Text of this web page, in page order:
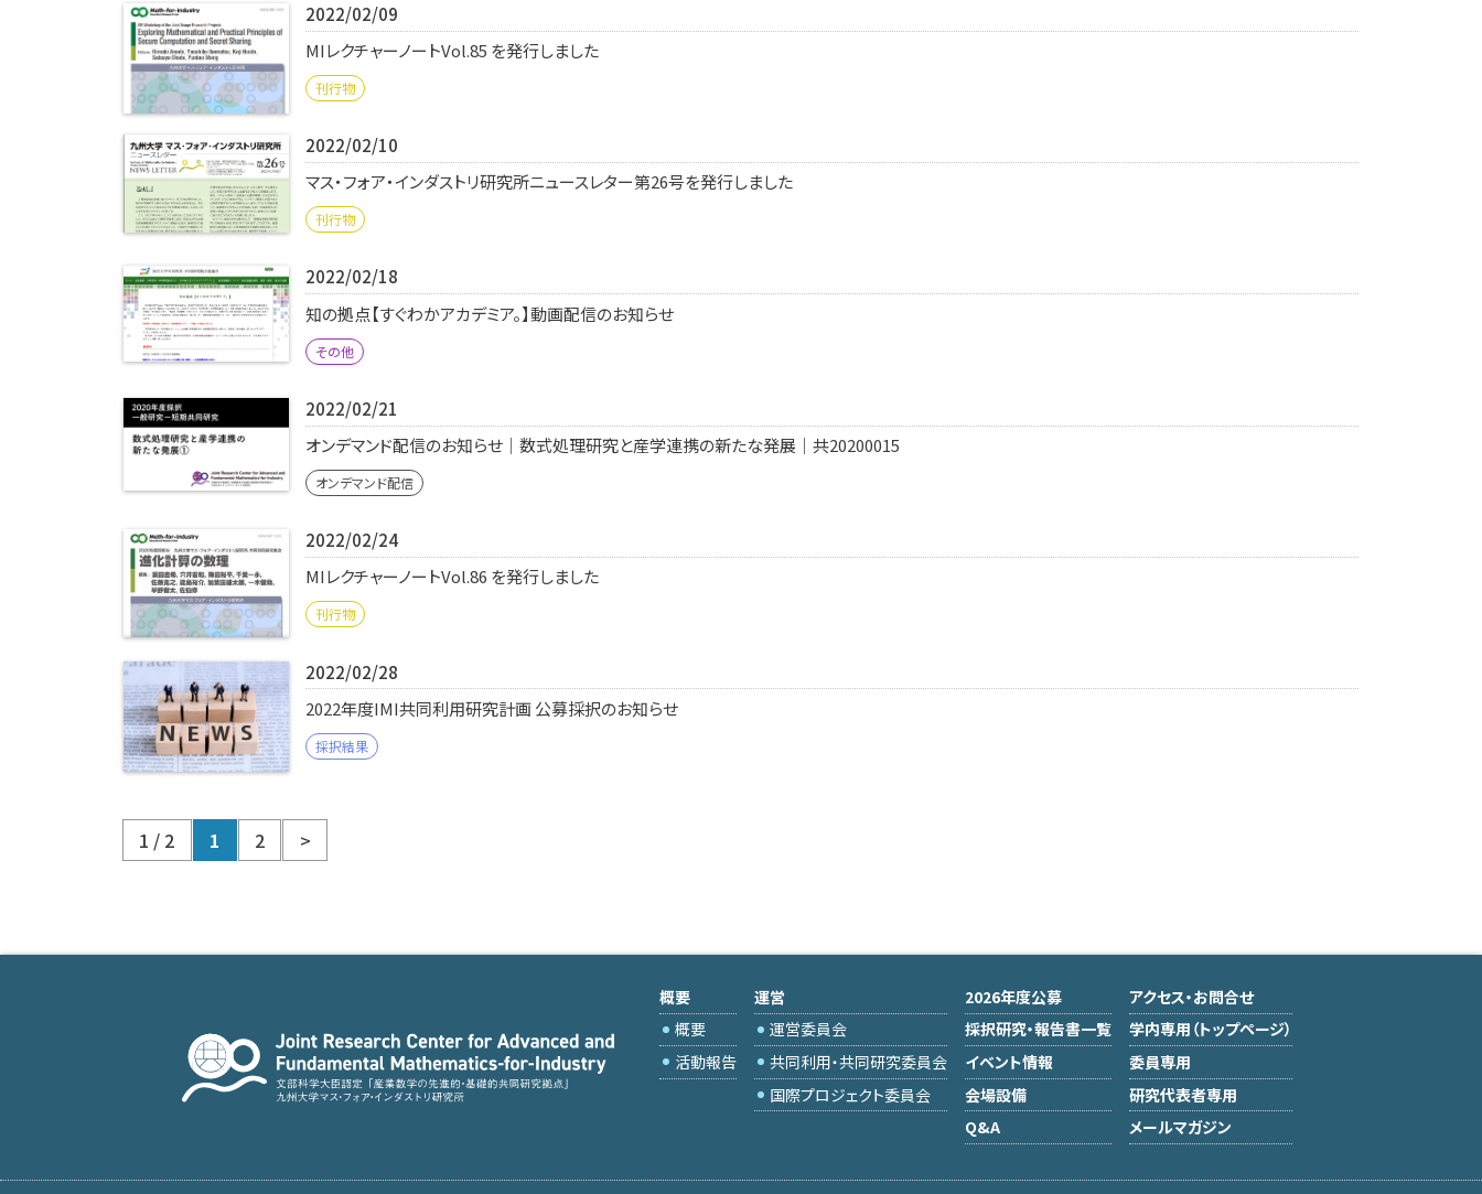
2022/02/09
MIレクチャーノートVol.85 を発行しました
刊行物
2022/02/10
マス・フォア・インダストリ研究所ニュースレター第26号を発行しました
刊行物
2022/02/18
知の拠点【すぐわかアカデミア。】動画配信のお知らせ
その他
2022/02/21
オンデマンド配信のお知らせ｜数式処理研究と産学連携の新たな発展｜共20200015
オンデマンド配信
2022/02/24
MIレクチャーノートVol.86 を発行しました
刊行物
2022/02/28
2022年度IMI共同利用研究計画 公募採択のお知らせ
採択結果
1 / 2 1 2 >
概要
概要
活動報告
運営
運営委員会
共同利用・共同研究委員会
国際プロジェクト委員会
2026年度公募
採択研究・報告書一覧
イベント情報
会場設備
Q&A
アクセス・お問合せ
学内専用（トップページ）
委員専用
研究代表者専用
メールマガジン